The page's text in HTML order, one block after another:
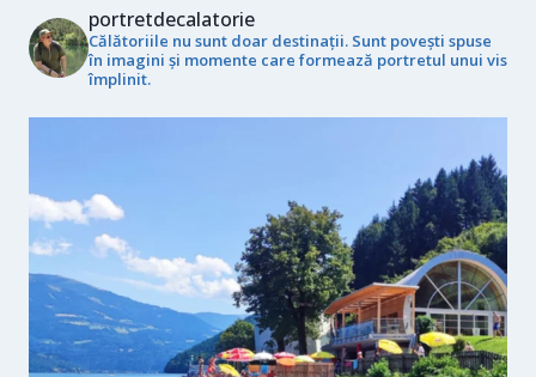
portretdecalatorie
Călătoriile nu sunt doar destinații. Sunt povești spuse
în imagini și momente care formează portretul unui vis
împlinit.